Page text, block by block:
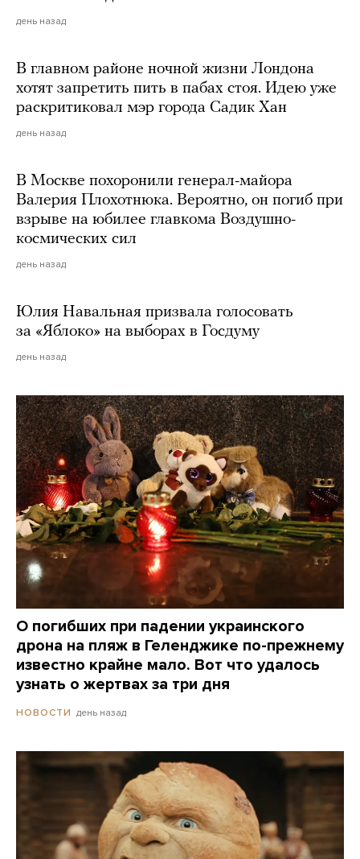
день назад
В главном районе ночной жизни Лондона
хотят запретить пить в пабах стоя. Идею уже
раскритиковал мэр города Садик Хан
день назад
В Москве похоронили генерал-майора
Валерия Плохотнюка. Вероятно, он погиб при
взрыве на юбилее главкома Воздушно-
космических сил
день назад
Юлия Навальная призвала голосовать
за «Яблоко» на выборах в Госдуму
день назад
О погибших при падении украинского
дрона на пляж в Геленджике по-прежнему
известно крайне мало. Вот что удалось
узнать о жертвах за три дня
НОВОСТИ день назад